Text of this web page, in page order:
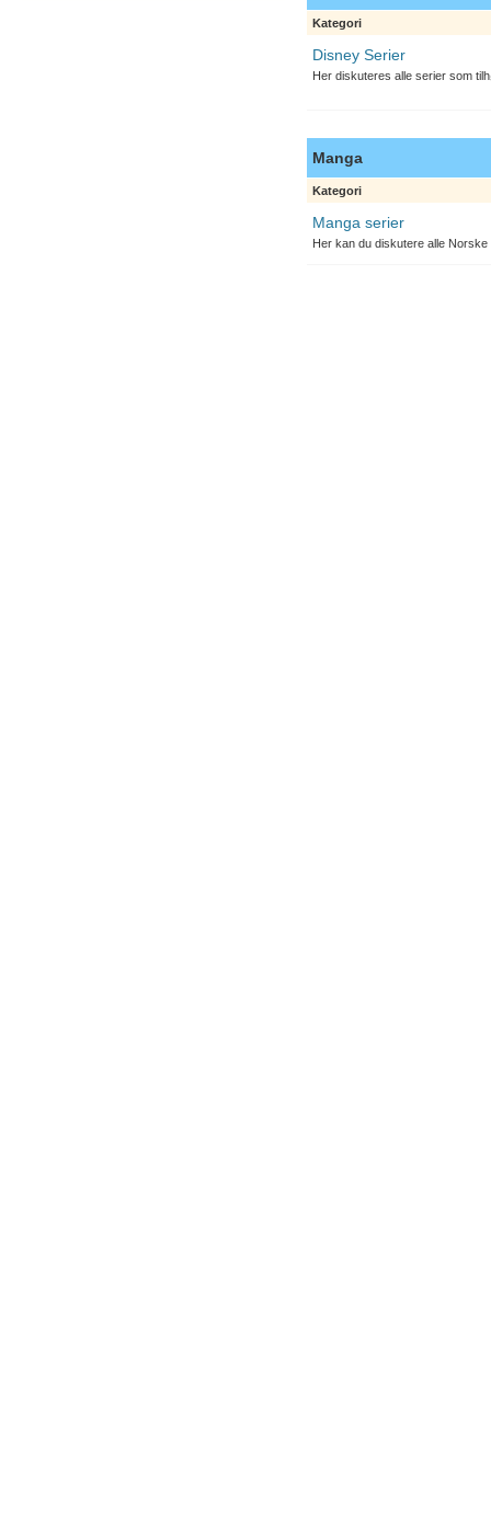
Kategori
Disney Serier
Her diskuteres alle serier som
Manga
Kategori
Manga serier
Her kan du diskutere alle Norske